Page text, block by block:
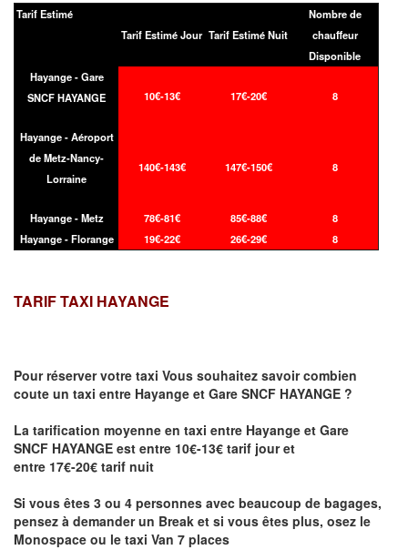
Tarif Estimé
Tarif Estimé Jour Tarif Estimé Nuit
Nombre de
chauffeur
Disponible
Hayange - Gare
SNCF HAYANGE
10€-13€ 17€-20€ 8
Hayange - Aéroport
de Metz-Nancy-
Lorraine
140€-143€ 147€-150€ 8
Hayange - Metz 78€-81€ 85€-88€
8
Hayange - Florange
19€-22€ 26€-29€ 8
TARIF TAXI HAYANGE
Pour réserver votre taxi Vous souhaitez savoircombien
coute un taxi entre Hayange et Gare SNCF HAYANGE ?
La tarification moyenne en taxi entre Hayange et Gare
SNCF HAYANGE est entre 10€-13€ tarif jour et
entre 17€-20€ tarif nuit
Si vous êtes 3 ou 4 personnes avec beaucoup de bagages,
pensez à demander un Break et si vous êtes plus, osez le
Monospace ou le taxi Van 7 places